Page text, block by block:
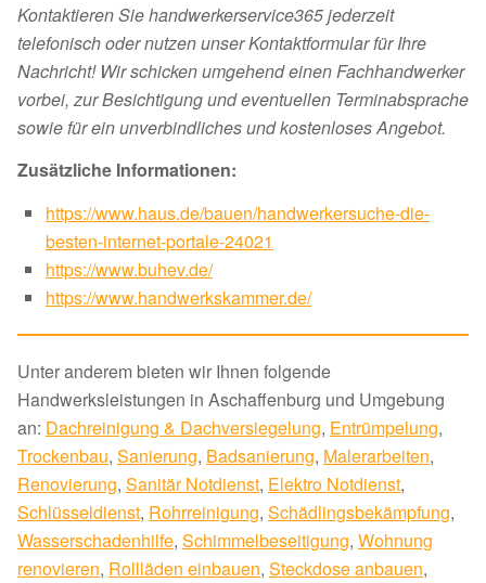
Kontaktieren Sie handwerkerservice365 jederzeit
telefonisch oder nutzen unser Kontaktformular für Ihre
Nachricht! Wir schicken umgehend einen Fachhandwerker
vorbei, zur Besichtigung und eventuellen Terminabsprache
sowie für ein unverbindliches und kostenloses Angebot.
Zusätzliche Informationen:
https://www.haus.de/bauen/handwerkersuche-die-
besten-internet-portale-24021
https://www.buhev.de/
https://www.handwerkskammer.de/
Unter anderem bieten wir Ihnen folgende
Handwerksleistungen in Aschaffenburg und Umgebung
an: Dachreinigung & Dachversiegelung, Entrümpelung,
Trockenbau, Sanierung, Badsanierung, Malerarbeiten,
Renovierung, Sanitär Notdienst, Elektro Notdienst,
Schlüsseldienst, Rohrreinigung, Schädlingsbekämpfung,
Wasserschadenhilfe, Schimmelbeseitigung, Wohnung
renovieren, Rollläden einbauen, Steckdose anbauen,